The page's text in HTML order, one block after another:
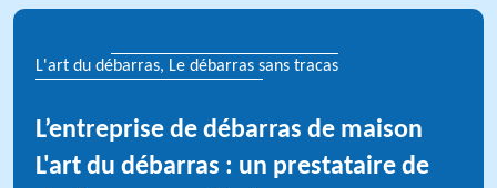
L'art du débarras, Le débarras sans tracas
L’entreprise de débarras de maison
L'art du débarras : un prestataire de